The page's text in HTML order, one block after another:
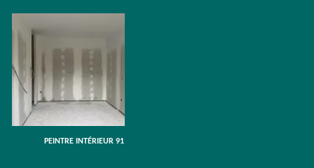
PEINTRE INTÉRIEUR 91